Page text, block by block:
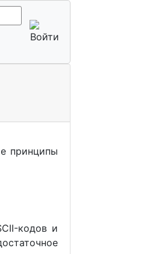
принципы
кодов и